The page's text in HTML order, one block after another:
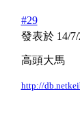
#29
發表於 14/
高頭大馬
http://